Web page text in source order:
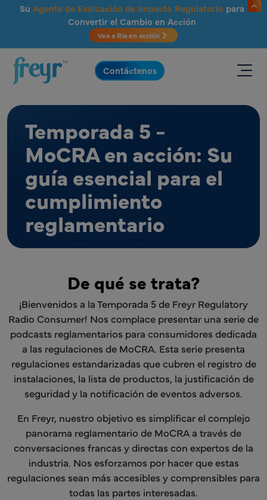
Saltar al contenido principal
Su Agente de Evaluación de Impacto Regulatorio para
Convertir el Cambio en Acción
Vea a Ria en acción
.
Contáctenos
Temporada 5 -
MoCRA en acción: Su
guía esencial para el
cumplimiento
reglamentario
De qué se trata?
¡Bienvenidos a la Temporada 5 de Freyr Regulatory
Radio Consumer! Nos complace presentar una serie de
podcasts reglamentarios para consumidores dedicada
a las regulaciones de MoCRA. Esta serie presenta
regulaciones estandarizadas que cubren el registro de
instalaciones, la lista de productos, la justificación de
seguridad y la notificación de eventos adversos.
En Freyr, nuestro objetivo es simplificar el complejo
panorama reglamentario de MoCRA a través de
conversaciones francas y directas con expertos de la
industria. Nos esforzamos por hacer que estas
regulaciones sean más accesibles y comprensibles para
todas las partes interesadas.